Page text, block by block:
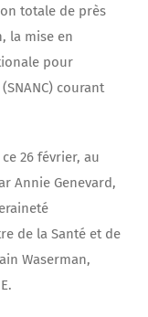
totale de près
la mise en
pour
courant
26 février, au
Annie Genevard,
de la Santé et de
Waserman,